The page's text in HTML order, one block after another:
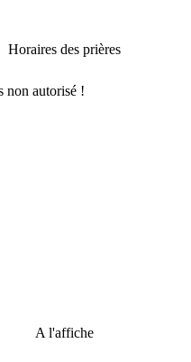
Horaires des prières
A l'affiche